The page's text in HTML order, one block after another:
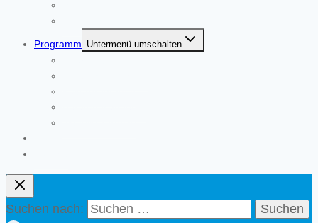
Programm Untermenü umschalten
Suchen nach: